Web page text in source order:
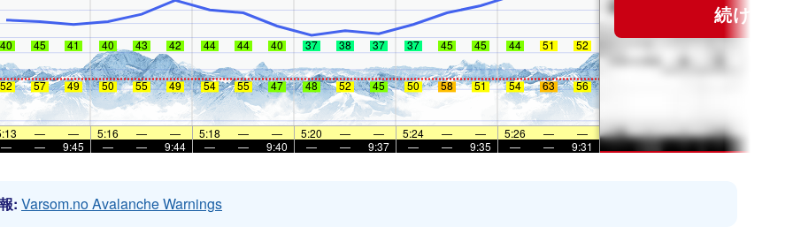
40 45 41 40 43 42 44 44 40 37 38 37 37 45 45 44 51 52
52 57 49 50 55 49 54 55 47 48 52 45 50 58 51 54 63 56
— — 5:16 — — 5:18 — — 5:20 — — 5:24 — — 5:26 —
—
—
— 9:45 — — 9:44 — — 9:40 — — 9:37 — — 9:35 — — 9:31
続ける
: Varsom.no Avalanche Warnings